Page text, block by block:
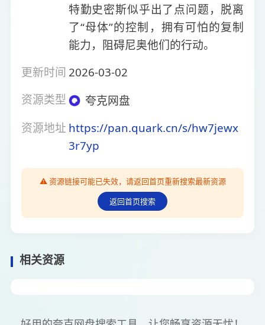
特勤史密斯似乎出了点问题，脱离
了“母体”的控制，拥有可怕的复制
能力，阻碍尼奥他们的行动。
更新时间 2026-03-02
资源类型
夸克网盘
资源地址 https://pan.quark.cn/s/hw7jewx
3r7yp
⚠️ 资源链接可能已失效，请返回首页重新搜索最新资源
返回首页搜索
相关资源